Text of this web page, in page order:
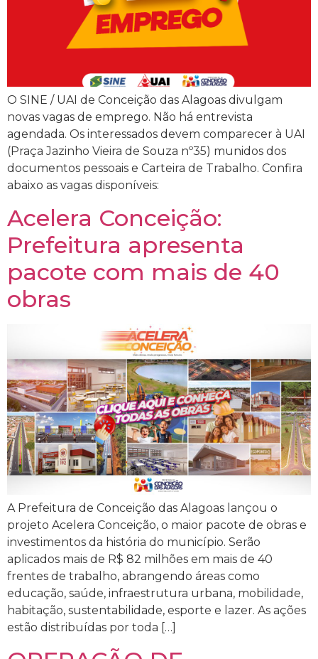
O SINE / UAI de Conceição das Alagoas divulgam
novas vagas de emprego. Não há entrevista
agendada. Os interessados devem comparecer à UAI
(Praça Jazinho Vieira de Souza nº35) munidos dos
documentos pessoais e Carteira de Trabalho. Confira
abaixo as vagas disponíveis:
Acelera Conceição:
Prefeitura apresenta
pacote com mais de 40
obras
A Prefeitura de Conceição das Alagoas lançou o
projeto Acelera Conceição, o maior pacote de obras e
investimentos da história do município. Serão
aplicados mais de R$ 82 milhões em mais de 40
frentes de trabalho, abrangendo áreas como
educação, saúde, infraestrutura urbana, mobilidade,
habitação, sustentabilidade, esporte e lazer. As ações
estão distribuídas por toda […]